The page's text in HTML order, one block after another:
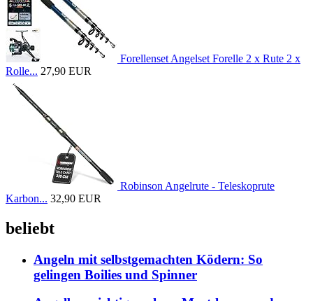
Forellenset Angelset Forelle 2 x Rute 2 x
Rolle... 27,90 EUR
Robinson Angelrute - Teleskoprute
Karbon... 32,90 EUR
beliebt
Angeln mit selbstgemachten Ködern: So
gelingen Boilies und Spinner